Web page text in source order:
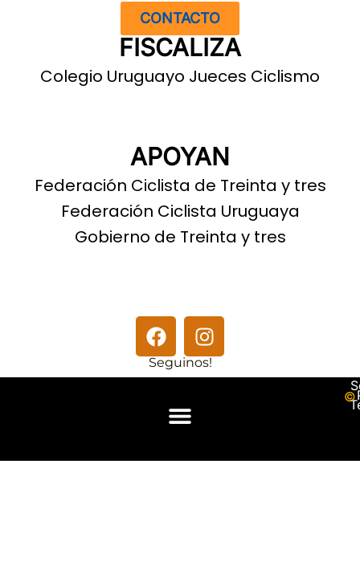
CONTACTO
FISCALIZA
Colegio Uruguayo Jueces Ciclismo
APOYAN
Federación Ciclista de Treinta y tres
Federación Ciclista Uruguaya
Gobierno de Treinta y tres
Seguinos!
©